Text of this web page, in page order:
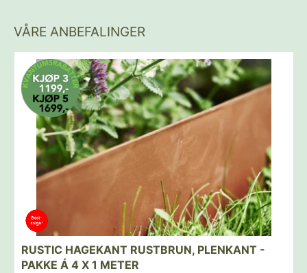
VÅRE ANBEFALINGER
RUSTIC HAGEKANT RUSTBRUN, PLENKANT -
PAKKE Á 4 X 1 METER